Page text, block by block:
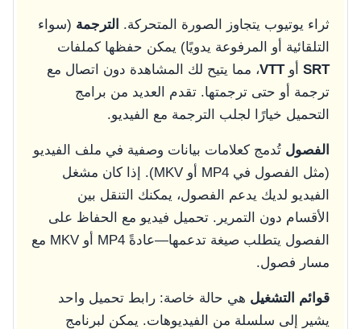
ثراء يوتيوب يتجاوز الصورة المتحركة. الترجمة (سواء
التلقائية أو المرفوعة يدويًا) يمكن حفظها كملفات
SRTأوVTT، مما يتيح لك المشاهدة دون اتصال مع
ترجمة أو حتى ترجمتها. تقدم العديد من برامج
التحميل خيارًا لجلب الترجمة مع الفيديو.
الفصول تُدمج كعلامات بيانات وصفية في ملف الفيديو
(مثل الفصول في MP4 أو MKV). إذا كان مشغل
الفيديو لديك يدعم الفصول، يمكنك التنقل بين
الأقسام دون التمرير. تحميل فيديو مع الحفاظ على
الفصول يتطلب صيغة تدعمها—عادةً MP4 أو MKV مع
مسار فصول.
قوائم التشغيل هي حالة خاصة: رابط تحميل واحد
يشير إلى سلسلة من الفيديوهات. يمكن لبرنامج